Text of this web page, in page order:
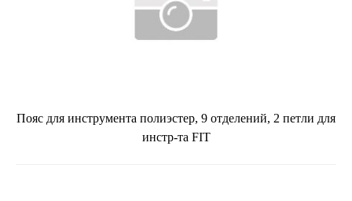
Пояс для инструмента полиэстер, 9 отделений, 2 петли для
инстр-та FIT